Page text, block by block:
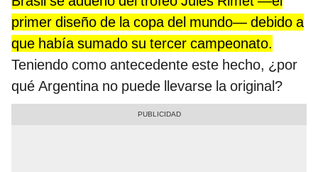
primer diseño de la copa del mundo— debido a
que había sumado su tercer campeonato.
Teniendo como antecedente este hecho, ¿por
qué Argentina no puede llevarse la original?